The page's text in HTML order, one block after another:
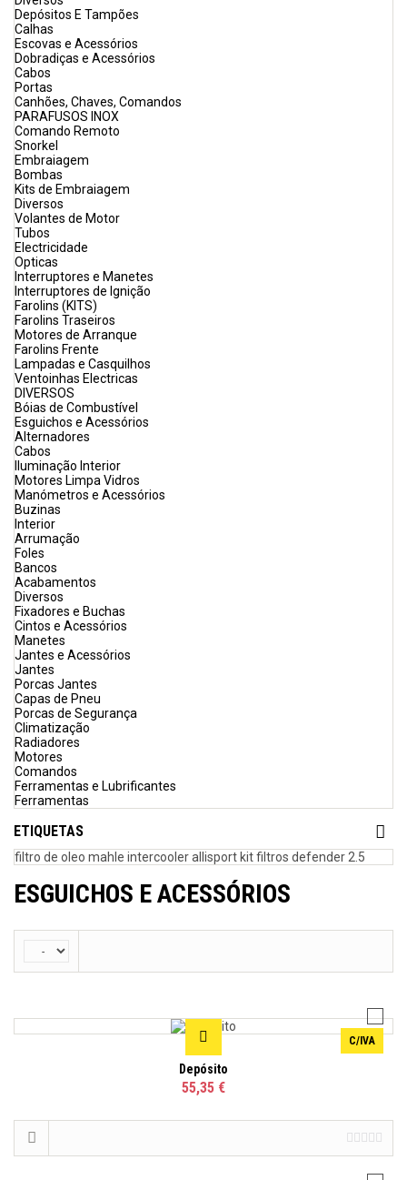
Depósitos E Tampões
Calhas
Escovas e Acessórios
Dobradiças e Acessórios
Cabos
Portas
Canhões, Chaves, Comandos
PARAFUSOS INOX
Comando Remoto
Snorkel
Embraiagem
Bombas
Kits de Embraiagem
Diversos
Volantes de Motor
Tubos
Electricidade
Opticas
Interruptores e Manetes
Interruptores de Ignição
Farolins (KITS)
Farolins Traseiros
Motores de Arranque
Farolins Frente
Lampadas e Casquilhos
Ventoinhas Electricas
DIVERSOS
Bóias de Combustível
Esguichos e Acessórios
Alternadores
Cabos
Iluminação Interior
Motores Limpa Vidros
Manómetros e Acessórios
Buzinas
Interior
Arrumação
Foles
Bancos
Acabamentos
Diversos
Fixadores e Buchas
Cintos e Acessórios
Manetes
Jantes e Acessórios
Jantes
Porcas Jantes
Capas de Pneu
Porcas de Segurança
Climatização
Radiadores
Motores
Comandos
Ferramentas e Lubrificantes
Ferramentas
ETIQUETAS
filtro de oleo mahle intercooler allisport kit filtros defender 2.5
ESGUICHOS E ACESSÓRIOS
C/IVA
Depósito
55,35 €